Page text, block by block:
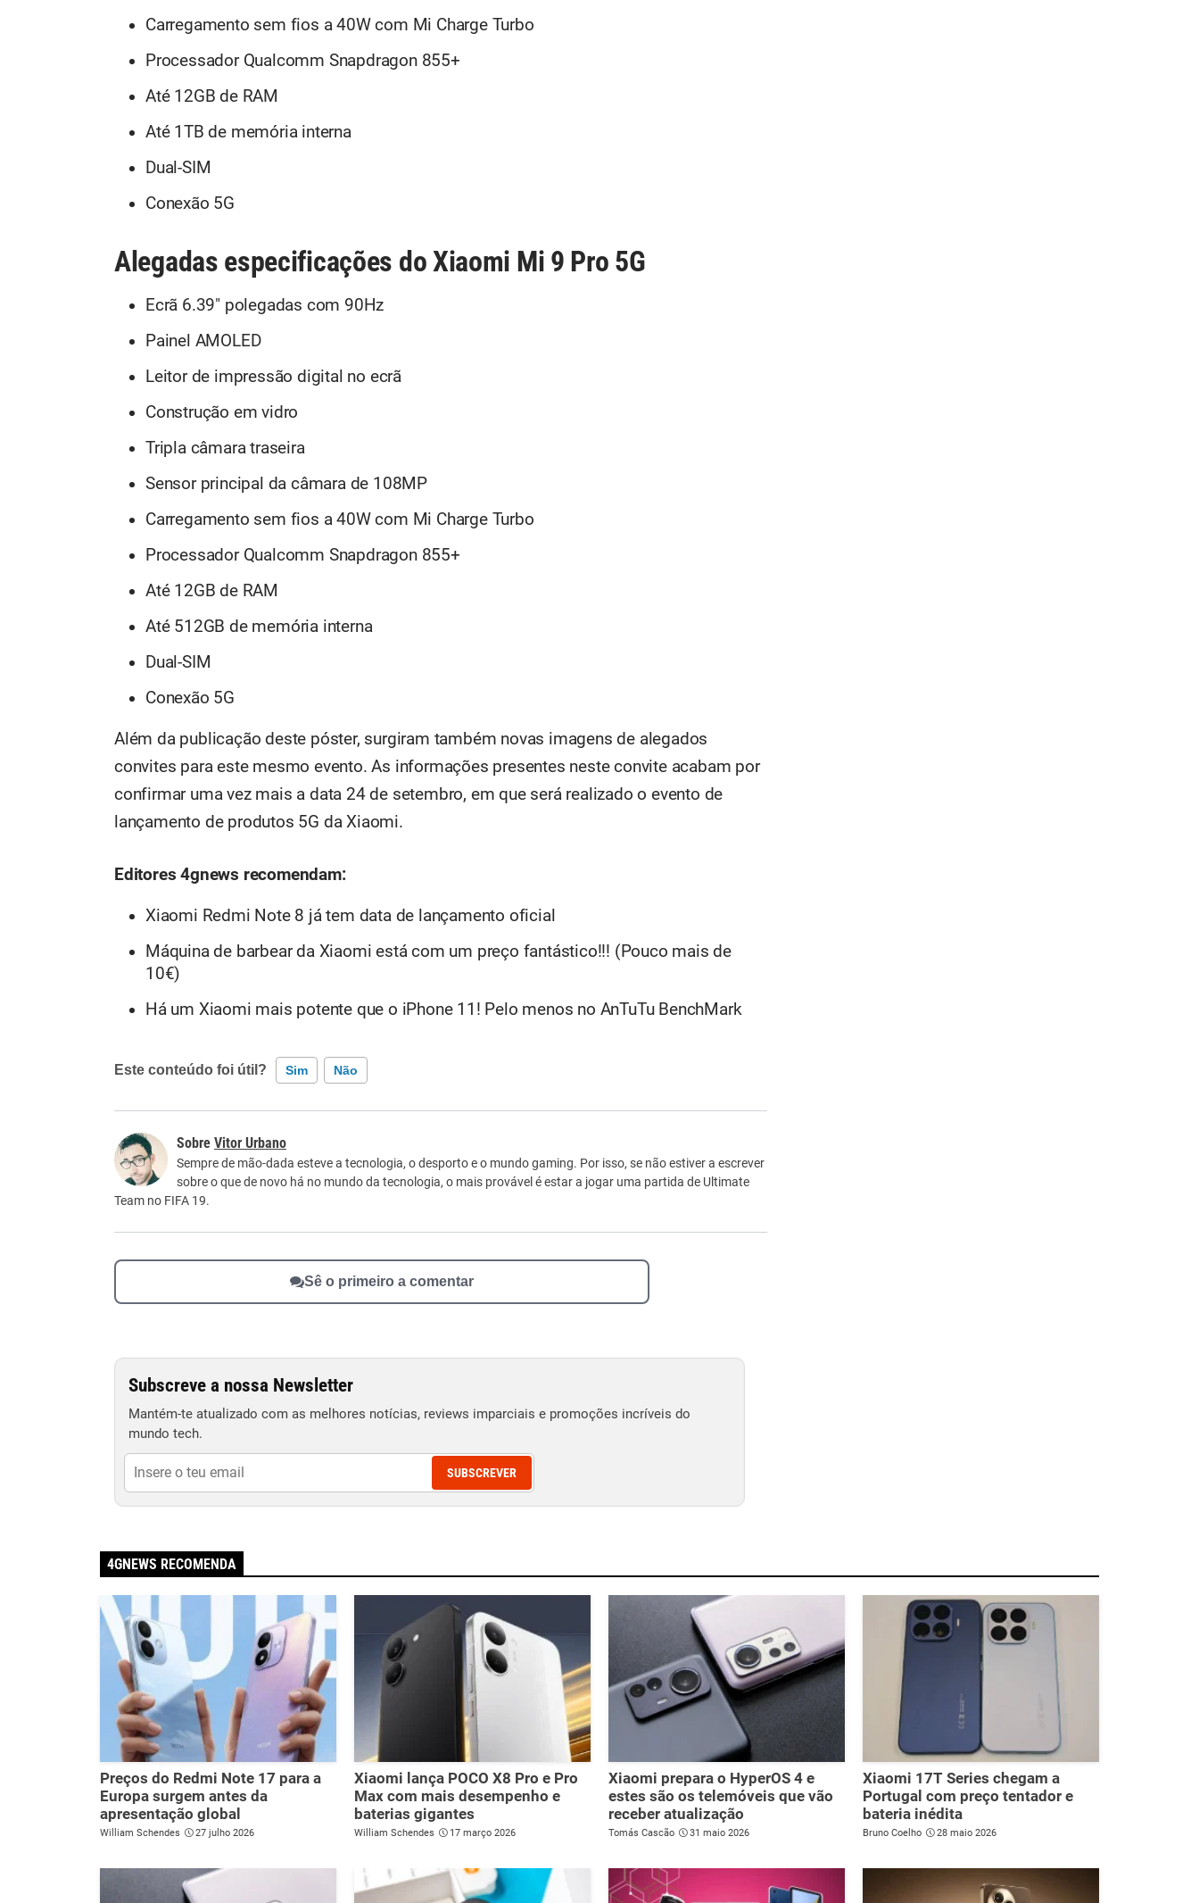
Carregamento sem fios a 40W com Mi Charge Turbo
Processador Qualcomm Snapdragon 855+
Até 12GB de RAM
Até 1TB de memória interna
Dual-SIM
Conexão 5G
Alegadas especificações do Xiaomi Mi 9 Pro 5G
Ecrã 6.39" polegadas com 90Hz
Painel AMOLED
Leitor de impressão digital no ecrã
Construção em vidro
Tripla câmara traseira
Sensor principal da câmara de 108MP
Carregamento sem fios a 40W com Mi Charge Turbo
Processador Qualcomm Snapdragon 855+
Até 12GB de RAM
Até 512GB de memória interna
Dual-SIM
Conexão 5G
Além da publicação deste póster, surgiram também novas imagens de alegados
convites para este mesmo evento. As informações presentes neste convite acabam por
confirmar uma vez mais a data 24 de setembro, em que será realizado o evento de
lançamento de produtos 5G da Xiaomi.
Editores 4gnews recomendam:
Xiaomi Redmi Note 8 já tem data de lançamento oficial
Máquina de barbear da Xiaomi está com um preço fantástico!!! (Pouco mais de
10€)
Há um Xiaomi mais potente que o iPhone 11! Pelo menos no AnTuTu BenchMark
Este conteúdo foi útil? Sim Não
Este conteúdo não tem a informação que procuro
Outro
Vitor Urbano
Sempre de mão-dada esteve a tecnologia, o desporto e o mundo gaming. Por isso, se não estiver a escrever
sobre o que de novo há no mundo da tecnologia, o mais provável é estar a jogar uma partida de Ultimate
Team no FIFA 19.
Sê o primeiro a comentar
Subscreve a nossa Newsletter
Mantém-te atualizado com as melhores notícias, reviews imparciais e promoções incríveis do
mundo tech.
SUBSCREVER
4GNEWS RECOMENDA
Preços do Redmi Note 17 para a
Europa surgem antes da
apresentação global
William Schendes 27 julho 2026
Xiaomi lança POCO X8 Pro e Pro
Max com mais desempenho e
baterias gigantes
William Schendes 17 março 2026
Xiaomi prepara o HyperOS 4 e
estes são os telemóveis que vão
receber atualização
Tomás Cascão 31 maio 2026
Xiaomi 17T Series chegam a
Portugal com preço tentador e
bateria inédita
Bruno Coelho 28 maio 2026